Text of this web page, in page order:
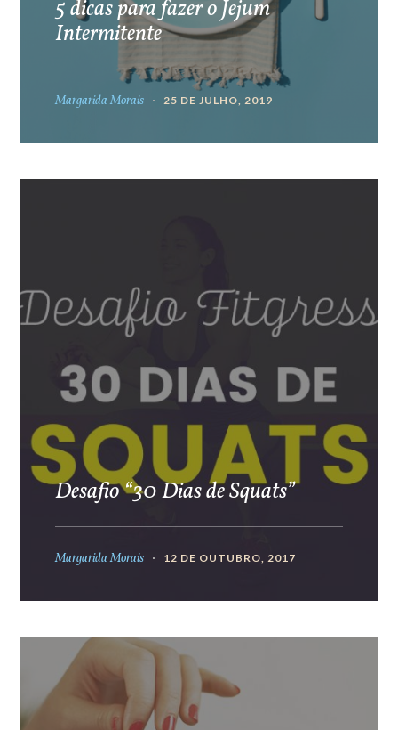
5 dicas para fazer o Jejum
Intermitente
Margarida Morais 25 DE JULHO, 2019
Desafio “30 Dias de Squats”
Margarida Morais 12 DE OUTUBRO, 2017